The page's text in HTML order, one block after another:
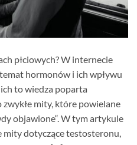
płciowych? W internecie
hormonów i ich wpływu
to wiedza poparta
mity, które powielane
objawione“. W tym artykule
dotyczące testosteronu,